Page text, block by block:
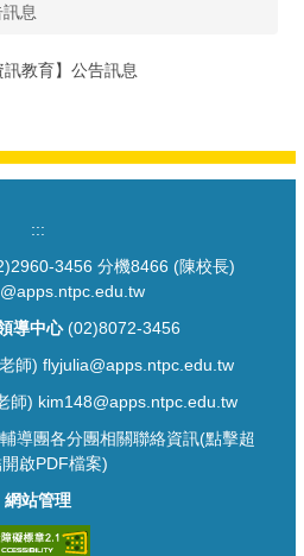
息
訊教育】公告訊息
:::
3456 分機8466 (陳校長)
導中心(02)8072-3456
師) flyjulia@apps.ntpc.edu.tw
師) kim148@apps.ntpc.edu.tw
導團各分團相關聯絡資訊(點擊超
啟PDF檔案)
網站管理